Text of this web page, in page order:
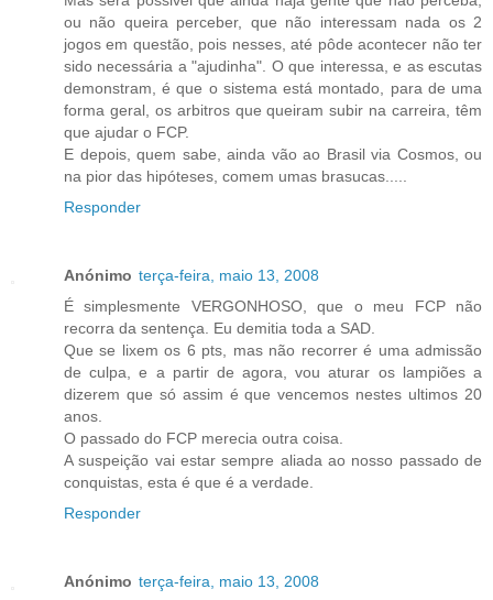
ou não queira perceber, que não interessam nada os 2
jogos em questão, pois nesses, até pôde acontecer não ter
sido necessária a "ajudinha". O que interessa, e as escutas
demonstram, é que o sistema está montado, para de uma
forma geral, os arbitros que queiram subir na carreira, têm
que ajudar o FCP.
E depois, quem sabe, ainda vão ao Brasil via Cosmos, ou
na pior das hipóteses, comem umas brasucas.....
Responder
Anónimo terça-feira, maio 13, 2008
É simplesmente VERGONHOSO, que o meu FCP não
recorra da sentença. Eu demitia toda a SAD.
Que se lixem os 6 pts, mas não recorrer é uma admissão
de culpa, e a partir de agora, vou aturar os lampiões a
dizerem que só assim é que vencemos nestes ultimos 20
anos.
O passado do FCP merecia outra coisa.
A suspeição vai estar sempre aliada ao nosso passado de
conquistas, esta é que é a verdade.
Responder
Anónimo terça-feira, maio 13, 2008